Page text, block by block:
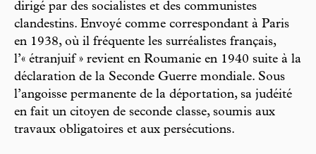
dirigé par des socialistes et des communistes
clandestins. Envoyé comme correspondant à Paris
en 1938, où il fréquente les surréalistes français,
l’« étranjuif » revient en Roumanie en 1940 suite à la
déclaration de la Seconde Guerre mondiale. Sous
l’angoisse permanente de la déportation, sa judéité
en fait un citoyen de seconde classe, soumis aux
travaux obligatoires et aux persécutions.